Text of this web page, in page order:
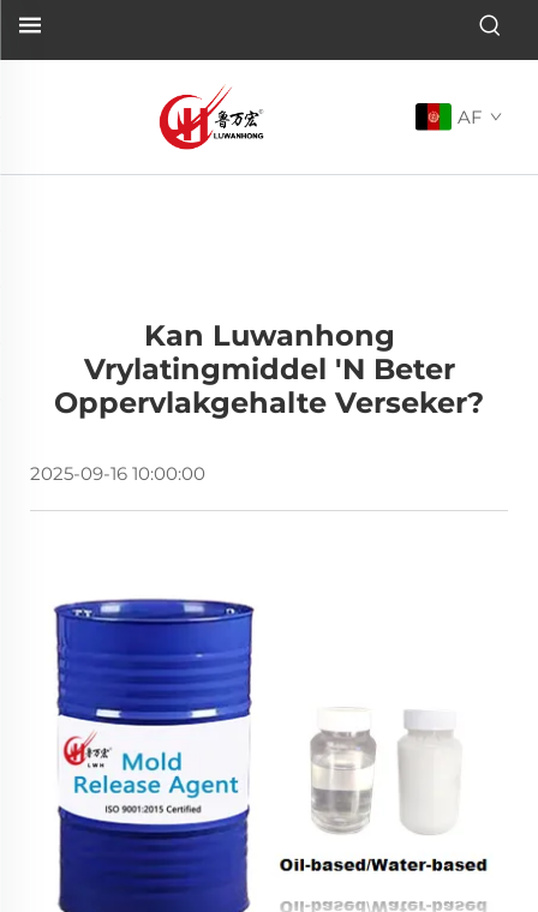
AF
Kan Luwanhong
Vrylatingmiddel 'n Beter
Oppervlakgehalte Verseker?
2025-09-16 10:00:00